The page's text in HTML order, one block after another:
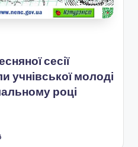
сесії
учнівської молоді
році